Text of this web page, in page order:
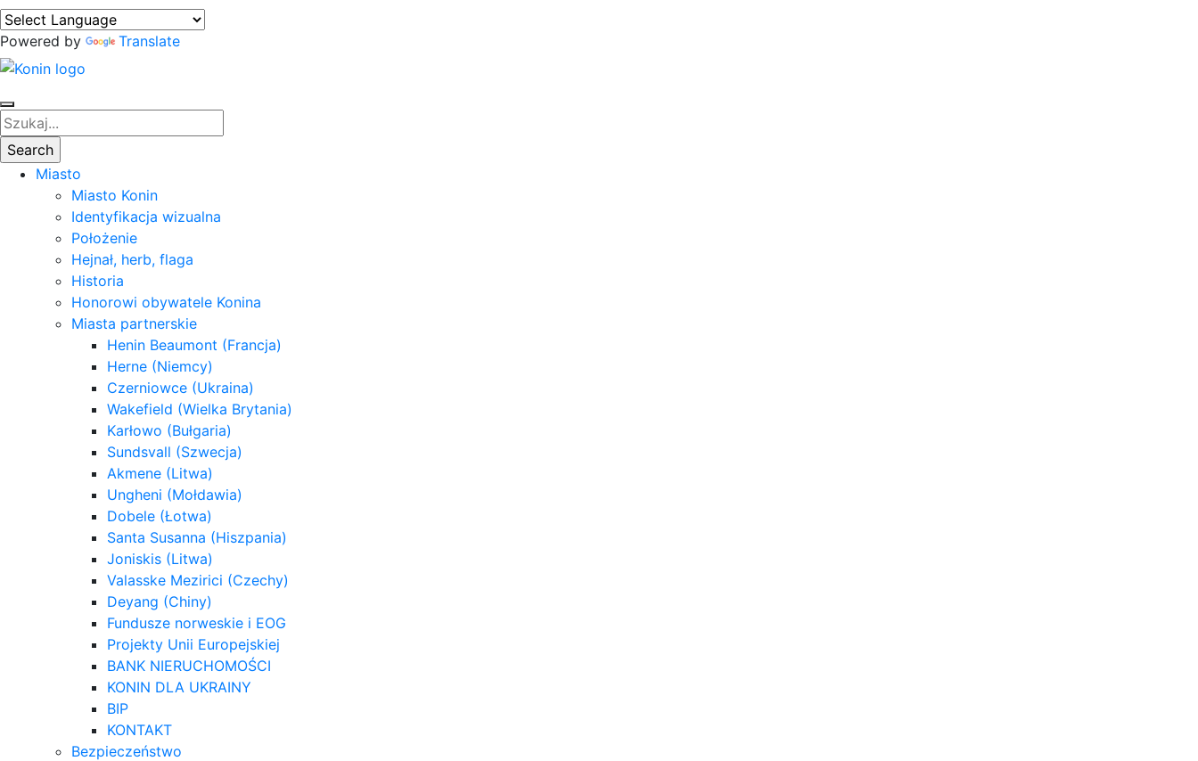
Powered by Translate
Miasto
Miasto Konin
Identyfikacja wizualna
Położenie
Hejnał, herb, flaga
Historia
Honorowi obywatele Konina
Miasta partnerskie
Henin Beaumont (Francja)
Herne (Niemcy)
Czerniowce (Ukraina)
Wakefield (Wielka Brytania)
Karłowo (Bułgaria)
Sundsvall (Szwecja)
Akmene (Litwa)
Ungheni (Mołdawia)
Dobele (Łotwa)
Santa Susanna (Hiszpania)
Joniskis (Litwa)
Valasske Mezirici (Czechy)
Deyang (Chiny)
Fundusze norweskie i EOG
Projekty Unii Europejskiej
BANK NIERUCHOMOŚCI
KONIN DLA UKRAINY
BIP
KONTAKT
Bezpieczeństwo